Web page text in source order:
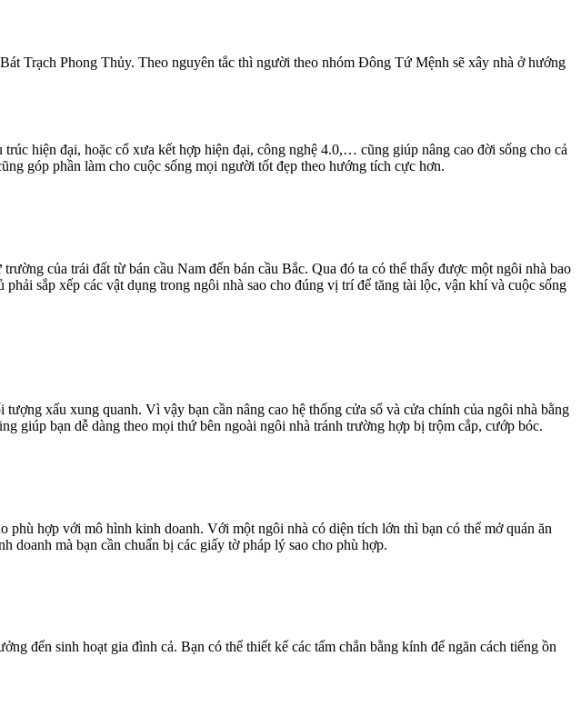
Trạch Phong Thủy. Theo nguyên tắc thì người theo nhóm Đông Tứ Mệnh sẽ xây nhà ở hướng
hiện đại, hoặc cổ xưa kết hợp hiện đại, công nghệ 4.0,… cũng giúp nâng cao đời sống cho cả
góp phần làm cho cuộc sống mọi người tốt đẹp theo hướng tích cực hơn.
của trái đất từ bán cầu Nam đến bán cầu Bắc. Qua đó ta có thể thấy được một ngôi nhà bao
sắp xếp các vật dụng trong ngôi nhà sao cho đúng vị trí để tăng tài lộc, vận khí và cuộc sống
xấu xung quanh. Vì vậy bạn cần nâng cao hệ thống cửa sổ và cửa chính của ngôi nhà bằng
giúp bạn dễ dàng theo mọi thứ bên ngoài ngôi nhà tránh trường hợp bị trộm cắp, cướp bóc.
hợp với mô hình kinh doanh. Với một ngôi nhà có diện tích lớn thì bạn có thể mở quán ăn
mà bạn cần chuẩn bị các giấy tờ pháp lý sao cho phù hợp.
đến sinh hoạt gia đình cả. Bạn có thể thiết kế các tấm chắn bằng kính để ngăn cách tiếng ồn